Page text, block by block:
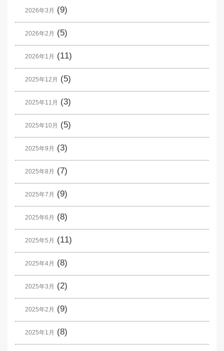
2026年3月 (9)
2026年2月 (5)
2026年1月 (11)
2025年12月 (5)
2025年11月 (3)
2025年10月 (5)
2025年9月 (3)
2025年8月 (7)
2025年7月 (9)
2025年6月 (8)
2025年5月 (11)
2025年4月 (8)
2025年3月 (2)
2025年2月 (9)
2025年1月 (8)